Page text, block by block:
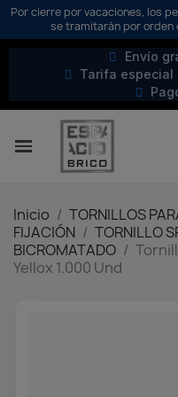
Por cierre por vacaciones, los
se tramitarán por orden
Envío
Tarifa
Inicio
TORNILLOS
FIJACIÓN
TORNILLO
BICROMATADO
Yellox 1.000 Und